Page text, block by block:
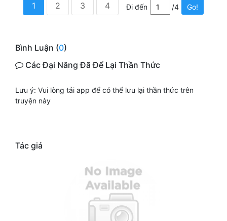
1 2 3 4 Đi đến /4 Go!
Bình Luận (0)
Các Đại Năng Đã Để Lại Thần Thức
Lưu ý: Vui lòng tải app để có thể lưu lại thần thức trên
truyện này
Tác giả